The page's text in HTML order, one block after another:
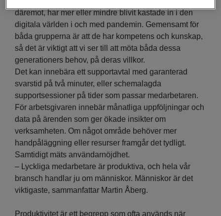
däremot, har mer eller mindre blivit kastade in i den
digitala världen i och med pandemin. Gemensamt för
båda grupperna är att de har kompetens och kunskap,
så det är viktigt att vi ser till att möta båda dessa
generationers behov, på deras villkor.
Det kan innebära ett supportavtal med garanterad
svarstid på två minuter, eller schemalagda
supportsessioner på tider som passar medarbetaren.
För arbetsgivaren innebär månatliga uppföljningar och
data på ärenden som ger ökade insikter om
verksamheten. Om något område behöver mer
handpåläggning eller resurser framgår det tydligt.
Samtidigt mäts användarnöjdhet.
– Lyckliga medarbetare är produktiva, och hela vår
bransch handlar ju om människor. Människor är det
viktigaste, sammanfattar Martin Åberg.
Produktivitet är ett begrepp som ofta används när